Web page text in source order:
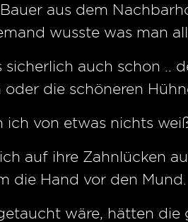
aus dem
wusste was man
sicherlich auch schon ..
die schöneren
ich von etwas nichts
auf ihre Zahnlücken
die Hand vor den Mund.
wäre, hätten